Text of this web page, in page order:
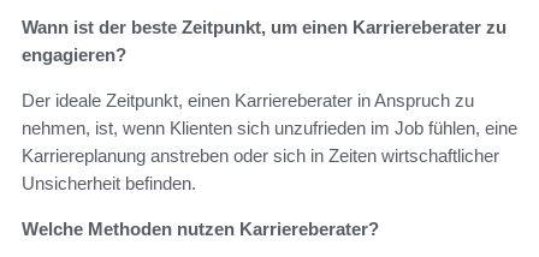
Wann ist der beste Zeitpunkt, um einen Karriereberater zu
engagieren?
Der ideale Zeitpunkt, einen Karriereberater in Anspruch zu
nehmen, ist, wenn Klienten sich unzufrieden im Job fühlen, eine
Karriereplanung anstreben oder sich in Zeiten wirtschaftlicher
Unsicherheit befinden.
Welche Methoden nutzen Karriereberater?